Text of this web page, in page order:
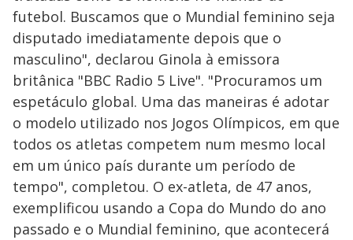
futebol. Buscamos que o Mundial feminino seja
disputado imediatamente depois que o
masculino", declarou Ginola à emissora
britânica "BBC Radio 5 Live". "Procuramos um
espetáculo global. Uma das maneiras é adotar
o modelo utilizado nos Jogos Olímpicos, em que
todos os atletas competem num mesmo local
em um único país durante um período de
tempo", completou. O ex-atleta, de 47 anos,
exemplificou usando a Copa do Mundo do ano
passado e o Mundial feminino, que acontecerá